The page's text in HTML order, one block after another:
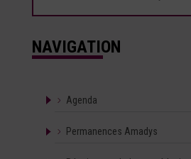
NAVIGATION
Agenda
Permanences Amadys